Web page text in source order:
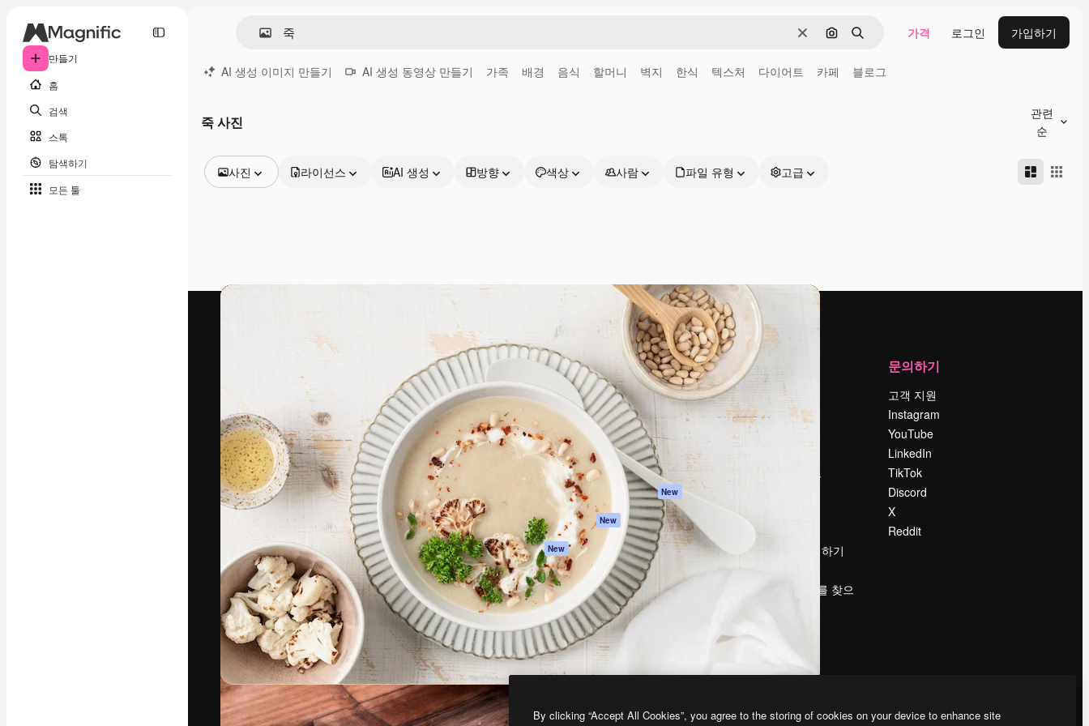
만들기
홈
검색
스톡
탐색하기
모든 툴
지우기이미지로 검색
검색 가격 로그인 가입하기
AI 생성 이미지 만들기 AI 생성 동영상 만들기 가족 배경 음식 할머니 벽지 한식 텍스처 다이어트 카페 블로그
죽 사진
관련
순
사진
동영상
라이선스 AI 생성 방향 색상 사람 파일 유형 고급
최고의 결과물을 이끌어내는 크리에이티브
플랫폼. 크리에이터, 엔터프라이즈, 에이전시,
스튜디오를 아우르는 100만 명 이상의 구독
자.
한국어
프로덕트
Spaces
AI 어시스턴트
AI 이미지 생성기
AI 동영상 생성기
AI 텍스트 음성 변환
스톡 콘텐츠
Claude/ChatGPT
용 MCP
New
Agents New
API
모바일 앱
모든 Magnific 툴
시작하기
Academy
문서
지원
이용 약관
개인정보 보호 정책
원본 New
쿠키 정책
Trust Center
제휴 파트너
비지니스
가격
회사 소개
검색 트렌드
콘텐츠 판매하기
magnific.ai를 찾으
문의하기
고객 지원
Instagram
YouTube
LinkedIn
TikTok
Discord
X
Reddit
Copyright © 2010-2026 Freepik Company S.L.U.모든 권리는 보호 받습니다
By clicking “Accept All Cookies”, you agree to the storing of cookies on your device to enhance site